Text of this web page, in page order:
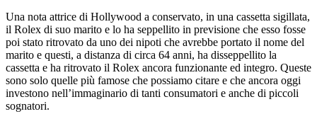
Una nota attrice di Hollywood a conservato, in una cassetta sigillata,
il Rolex di suo marito e lo ha seppellito in previsione che esso fosse
poi stato ritrovato da uno dei nipoti che avrebbe portato il nome del
marito e questi, a distanza di circa 64 anni, ha disseppellito la
cassetta e ha ritrovato il Rolex ancora funzionante ed integro. Queste
sono solo quelle più famose che possiamo citare e che ancora oggi
investono nell’immaginario di tanti consumatori e anche di piccoli
sognatori.